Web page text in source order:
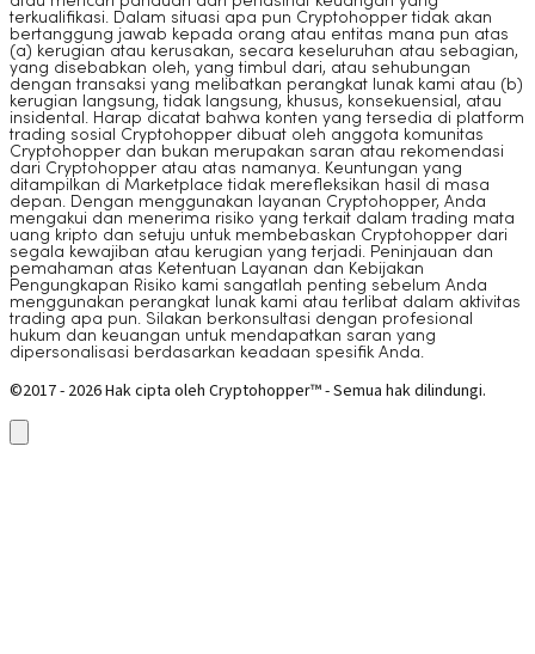
terkualifikasi. Dalam situasi apa pun Cryptohopper tidak akan
bertanggung jawab kepada orang atau entitas mana pun atas
(a) kerugian atau kerusakan, secara keseluruhan atau sebagian,
yang disebabkan oleh, yang timbul dari, atau sehubungan
dengan transaksi yang melibatkan perangkat lunak kami atau (b)
kerugian langsung, tidak langsung, khusus, konsekuensial, atau
insidental. Harap dicatat bahwa konten yang tersedia di platform
trading sosial Cryptohopper dibuat oleh anggota komunitas
Cryptohopper dan bukan merupakan saran atau rekomendasi
dari Cryptohopper atau atas namanya. Keuntungan yang
ditampilkan di Marketplace tidak merefleksikan hasil di masa
depan. Dengan menggunakan layanan Cryptohopper, Anda
mengakui dan menerima risiko yang terkait dalam trading mata
uang kripto dan setuju untuk membebaskan Cryptohopper dari
segala kewajiban atau kerugian yang terjadi. Peninjauan dan
pemahaman atas Ketentuan Layanan dan Kebijakan
Pengungkapan Risiko kami sangatlah penting sebelum Anda
menggunakan perangkat lunak kami atau terlibat dalam aktivitas
trading apa pun. Silakan berkonsultasi dengan profesional
hukum dan keuangan untuk mendapatkan saran yang
dipersonalisasi berdasarkan keadaan spesifik Anda.
©2017 - 2026 Hak cipta oleh Cryptohopper™ - Semua hak dilindungi.